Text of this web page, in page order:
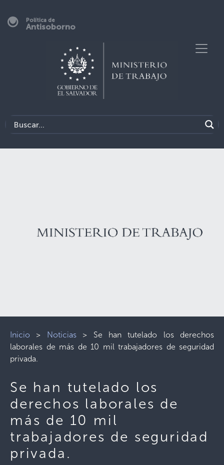
Política de
Antisoborno
Inicio > Noticias> Se han tutelado los derechos
laborales de más de 10 mil trabajadores de seguridad
privada.
Se han tutelado los
derechos laborales de
más de 10 mil
trabajadores de seguridad
privada.